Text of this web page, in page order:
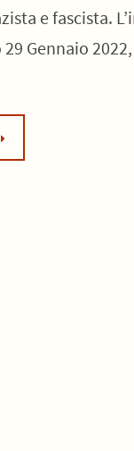
e fascista.
Gennaio